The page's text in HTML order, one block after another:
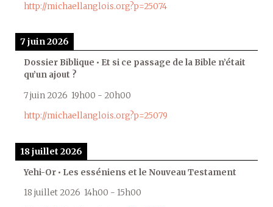
http://michaellanglois.org?p=25074
7 juin 2026
Dossier Biblique • Et si ce passage de la Bible n’était
qu’un ajout ?
7 juin 2026 19h00 - 20h00
http://michaellanglois.org?p=25079
18 juillet 2026
Yehi-Or • Les esséniens et le Nouveau Testament
18 juillet 2026 14h00 - 15h00